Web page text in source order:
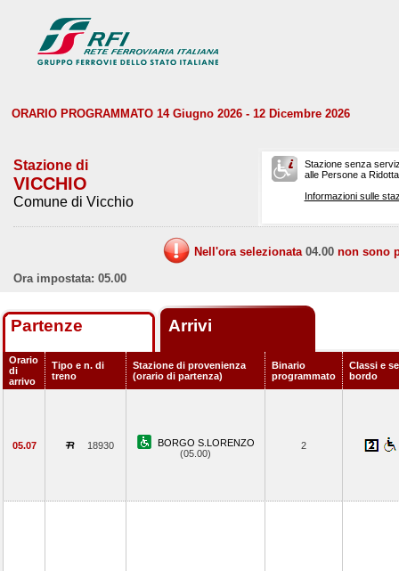
ORARIO PROGRAMMATO 14 Giugno 2026 - 12 Dicembre 2026
Stazione di
VICCHIO
Comune di Vicchio
Stazione senza
alle Persone a
Informazioni sulle
Nell'ora selezionata 04.00 non sono
Ora impostata: 05.00
Partenze Arrivi
Orario
di
arrivo
Tipo e n. di
treno
Stazione di provenienza
(orario di partenza)
Binario
programmato
Classi e
bordo
05.07 18930
BORGO S.LORENZO
(05.00)
2